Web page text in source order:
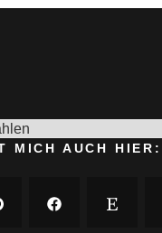
MICH AUCH HIER: